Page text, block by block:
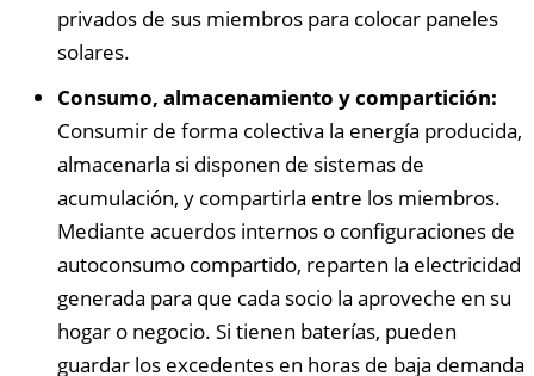
privados de sus miembros para colocar paneles
solares.
Consumo, almacenamiento y compartición:
Consumir de forma colectiva la energía producida,
almacenarla si disponen de sistemas de
acumulación, y compartirla entre los miembros.
Mediante acuerdos internos o configuraciones de
autoconsumo compartido, reparten la electricidad
generada para que cada socio la aproveche en su
hogar o negocio. Si tienen baterías, pueden
guardar los excedentes en horas de baja demanda